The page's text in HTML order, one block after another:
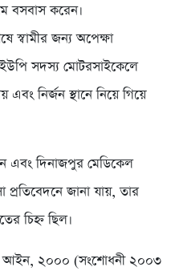
বসবাস করেন।
স্বামীর জন্য অপেক্ষা
সদস্য মোটরসাইকেলে
নির্জন স্থানে নিয়ে গিয়ে
এবং দিনাজপুর মেডিকেল
প্রতিবেদনে জানা যায়, তার
চিহ্ন ছিল।
আইন, ২০০০ (সংশোধনী ২০০৩